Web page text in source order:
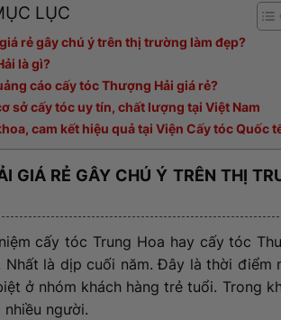
LỤC
rẻ gây chú ý trên thị trường làm đẹp?
là gì?
cáo cấy tóc Thượng Hải giá rẻ?
sở cấy tóc uy tín, chất lượng tại Việt Nam
cam kết hiệu quả tại Viện Cấy tóc Quốc
GIÁ RẺ GÂY CHÚ Ý TRÊN THỊ
cấy tóc Trung Hoa hay cấy tóc
là dịp cuối năm. Đây là thời điểm
ở nhóm khách hàng trẻ tuổi. Trong
người.